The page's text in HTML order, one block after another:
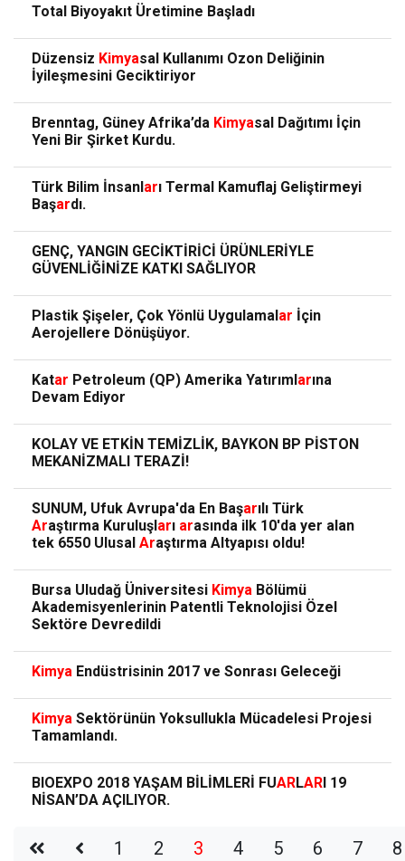
Total Biyoyakıt Üretimine Başladı
Düzensiz Kimyasal Kullanımı Ozon Deliğinin
İyileşmesini Geciktiriyor
Brenntag, Güney Afrika’da Kimyasal Dağıtımı İçin
Yeni Bir Şirket Kurdu.
Türk Bilim İnsanl arı Termal Kamuflaj Geliştirmeyi
Başardı.
GENÇ, YANGIN GECİKTİRİCİ ÜRÜNLERİYLE
GÜVENLİĞİNİZE KATKI SAĞLIYOR
Plastik Şişeler, Çok Yönlü Uygulamal ar İçin
Aerojellere Dönüşüyor.
Katar Petroleum (QP) Amerika Yatırıml arına
Devam Ediyor
KOLAY VE ETKİN TEMİZLİK, BAYKON BP PİSTON
MEKANİZMALI TERAZİ!
SUNUM, Ufuk Avrupa'da En Başarılı Türk
Araştırma Kuruluşl arı arasında ilk 10'da yer alan
tek 6550 Ulusal Araştırma Altyapısı oldu!
Bursa Uludağ Üniversitesi Kimya Bölümü
Akademisyenlerinin Patentli Teknolojisi Özel
Sektöre Devredildi
Kimya Endüstrisinin 2017 ve Sonrası Geleceği
Kimya Sektörünün Yoksullukla Mücadelesi Projesi
Tamamlandı.
BIOEXPO 2018 YAŞAM BİLİMLERİ FUARLAR I 19
NİSAN’DA AÇILIYOR.
1 2 3 4 5 6 7 8